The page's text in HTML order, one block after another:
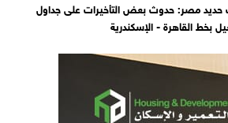
مصر: حدوث بعض التأخيرات على جداول
بخط القاهرة - الإسكندرية